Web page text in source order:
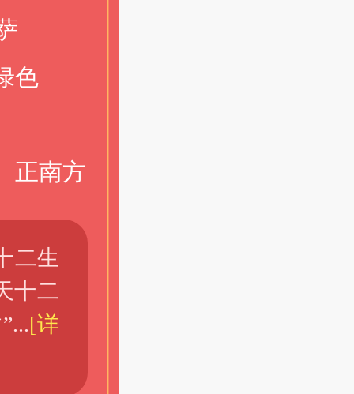
色
正南方
二生
十二
[详